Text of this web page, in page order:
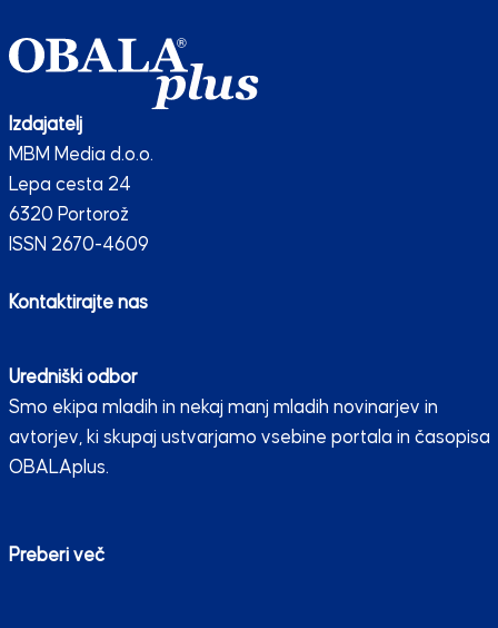
Izdajatelj
MBM Media d.o.o.
Lepa cesta 24
6320 Portorož
ISSN 2670-4609
Kontaktirajte nas
Uredniški odbor
Smo ekipa mladih in nekaj manj mladih novinarjev in
avtorjev, ki skupaj ustvarjamo vsebine portala in časopisa
OBALAplus.
Preberi več